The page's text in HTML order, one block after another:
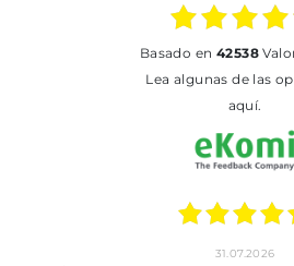
basado en 42538
Lea algunas de las opiniones
aquí.
31.07.2026